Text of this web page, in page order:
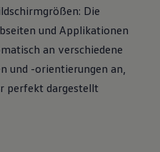
Die
und Applikationen
an verschiedene
und -orientierungen an,
perfekt dargestellt